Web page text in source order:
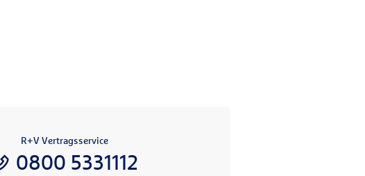
R+V Vertragsservice
0800 5331112